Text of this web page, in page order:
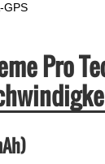
GPS
Pro